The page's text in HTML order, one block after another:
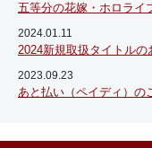
五等分の花嫁・ホロライ
2024.01.11
2024新規取扱タイトルの
2023.09.23
あと払い（ペイディ）の